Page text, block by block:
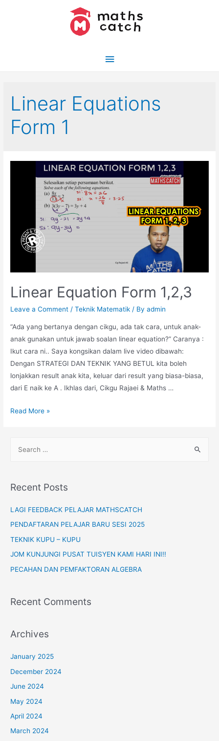
Main
Linear Equations
Form 1
Linear Equation Form 1,2,3
Leave a Comment /Teknik Matematik / Byadmin
“Ada yang bertanya dengan cikgu, ada tak cara, untuk anak-
anak gunakan untuk jawab soalan linear equation?” Caranya :
Ikut cara ni.. Saya kongsikan dalam live video dibawah:
Dengan STRATEGI DAN TEKNIK YANG BETUL kita boleh
lonjakkan result anak kita, keluar dari result yang biasa-biasa,
dari E naik ke A . Ikhlas dari, Cikgu Rajaei & Maths …
Linear
1,2,3
Read More »
r
h
f
o
Recent Posts
LAGI FEEDBACK PELAJAR MATHSCATCH
PENDAFTARAN PELAJAR BARU SESI 2025
TEKNIK KUPU – KUPU
JOM KUNJUNGI PUSAT TUISYEN KAMI HARI INI!!
PECAHAN DAN PEMFAKTORAN ALGEBRA
Recent Comments
Archives
January 2025
December 2024
June 2024
May 2024
April 2024
March 2024